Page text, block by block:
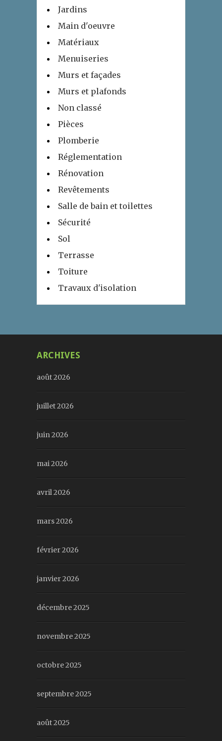
Jardins
Main d'oeuvre
Matériaux
Menuiseries
Murs et façades
Murs et plafonds
Non classé
Pièces
Plomberie
Réglementation
Rénovation
Revêtements
Salle de bain et toilettes
Sécurité
Sol
Terrasse
Toiture
Travaux d'isolation
ARCHIVES
août 2026
juillet 2026
juin 2026
mai 2026
avril 2026
mars 2026
février 2026
janvier 2026
décembre 2025
novembre 2025
octobre 2025
septembre 2025
août 2025